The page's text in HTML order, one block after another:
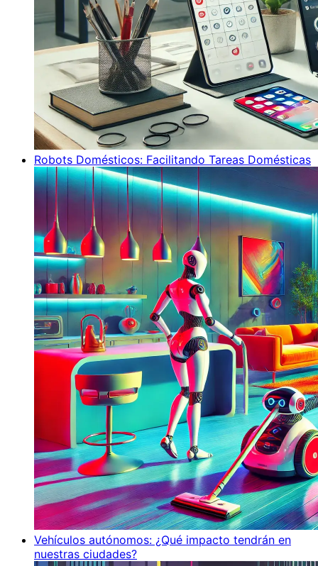
Robots Domésticos: Facilitando Tareas Domésticas
Vehículos autónomos: ¿Qué impacto tendrán en
nuestras ciudades?